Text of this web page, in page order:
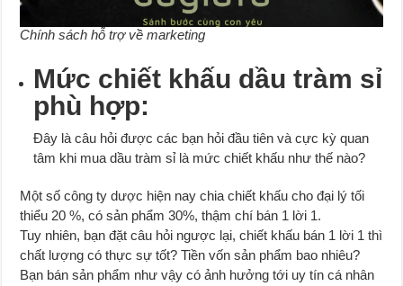
Chính sách hỗ trợ về marketing
Mức chiết khấu dầu tràm sỉ
phù hợp:
Đây là câu hỏi được các bạn hỏi đầu tiên và cực kỳ quan
tâm khi mua dầu tràm sỉ là mức chiết khấu như thế nào?
Một số công ty dược hiện nay chia chiết khấu cho đại lý tối
thiểu 20 %, có sản phẩm 30%, thậm chí bán 1 lời 1.
Tuy nhiên, bạn đặt câu hỏi ngược lại, chiết khấu bán 1 lời 1 thì
chất lượng có thực sự tốt? Tiền vốn sản phẩm bao nhiêu?
Bạn bán sản phẩm như vậy có ảnh hưởng tới uy tín cá nhân